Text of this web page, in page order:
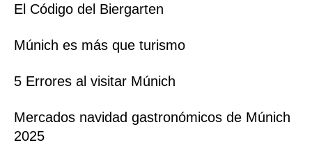
El Código del Biergarten
Múnich es más que turismo
5 Errores al visitar Múnich
Mercados navidad gastronómicos de Múnich
2025